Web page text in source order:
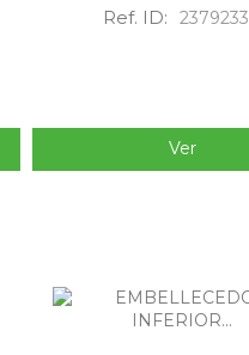
Ref. ID: 2379233
Ver